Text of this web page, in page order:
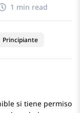
1 min read
Principiante
si tiene permiso